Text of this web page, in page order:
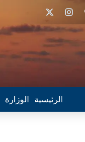
الوزارة الرئيسية